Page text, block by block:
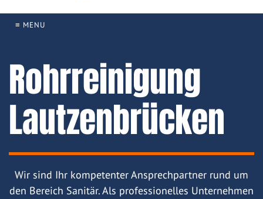
≡ MENU
Rohrreinigung
Lautzenbrücken
Wir sind Ihr kompetenter Ansprechpartner rund um
den Bereich Sanitär. Als professionelles Unternehmen